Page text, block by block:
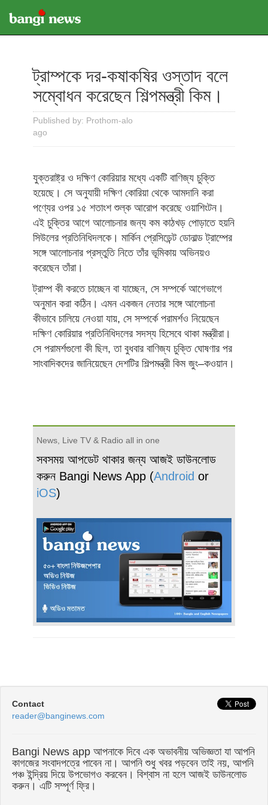
ট্রাম্পকে দর-কষাকষির ওস্তাদ বলে
সম্বোধন করেছেন শিল্পমন্ত্রী কিম।
Published by: Prothom-alo
ago
যুক্তরাষ্ট্র ও দক্ষিণ কোরিয়ার মধ্যে একটি বাণিজ্য চুক্তি
হয়েছে। সে অনুযায়ী দক্ষিণ কোরিয়া থেকে আমদানি করা
পণ্যের ওপর ১৫ শতাংশ শুল্ক আরোপ করেছে ওয়াশিংটন।
এই চুক্তির আগে আলোচনার জন্য কম কাঠখড় পোড়াতে হয়নি
সিউলের প্রতিনিধিদলকে। মার্কিন প্রেসিডেন্ট ডোনাল্ড ট্রাম্পের
সঙ্গে আলোচনার প্রস্তুতি নিতে তাঁর ভূমিকায় অভিনয়ও
করেছেন তাঁরা।
ট্রাম্প কী করতে চাচ্ছেন বা যাচ্ছেন, সে সম্পর্কে আগেভাগে
অনুমান করা কঠিন। এমন একজন নেতার সঙ্গে আলোচনা
কীভাবে চালিয়ে নেওয়া যায়, সে সম্পর্কে পরামর্শও নিয়েছেন
দক্ষিণ কোরিয়ার প্রতিনিধিদলের সদস্য হিসেবে থাকা মন্ত্রীরা।
সে পরামর্শগুলো কী ছিল, তা বুধবার বাণিজ্য চুক্তি ঘোষণার পর
সাংবাদিকদের জানিয়েছেন দেশটির শিল্পমন্ত্রী কিম জুং–কওয়ান।
News, Live TV & Radio all in one
সবসময় আপডেট থাকার জন্য আজই ডাউনলোড
করুন Bangi News App (Android or
iOS)
Contact
reader@banginews.com
Bangi News app আপনাকে দিবে এক অভাবনীয় অভিজ্ঞতা যা আপনি
কাগজের সংবাদপত্রে পাবেন না। আপনি শুধু খবর পড়বেন তাই নয়, আপনি
পঞ্চ ইন্দ্রিয় দিয়ে উপভোগও করবেন। বিশ্বাস না হলে আজই ডাউনলোড
করুন। এটি সম্পূর্ণ ফ্রি।